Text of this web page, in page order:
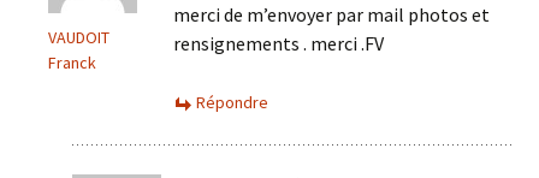
VAUDOIT
Franck
merci de m’envoyer par mail photos et
rensignements . merci .FV
Répondre